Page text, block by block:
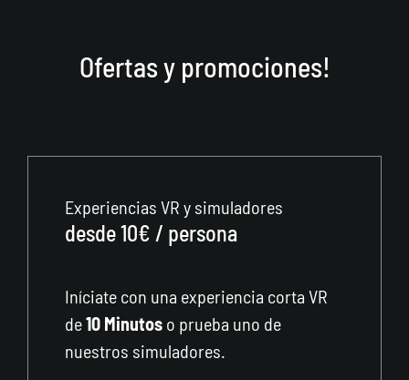
Ofertas y promociones!
Experiencias VR y simuladores
desde 10€ / persona
Iníciate con una experiencia corta VR
de10 Minutos o prueba uno de
nuestros simuladores.